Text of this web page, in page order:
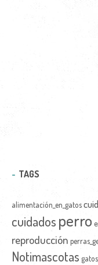
TAGS
alimentación_en_gatos
cuidados perro
reproducción
Notimascotas